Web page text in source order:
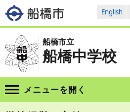
English
船橋市立
船橋中学校
メニューを開く